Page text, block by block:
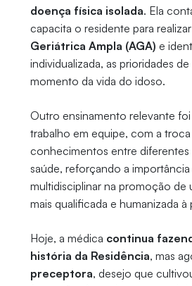
doença física isolada. Ela
capacita o residente para
Geriátrica Ampla (AGA) e
individualizada, as prioridades
momento da vida do idoso.
Outro ensinamento relevante
trabalho em equipe, com a
conhecimentos entre diferentes
saúde, reforçando a
multidisciplinar na promoção de
mais qualificada e humanizada à
Hoje, a médica continua
história da Residência, mas
preceptora, desejo que